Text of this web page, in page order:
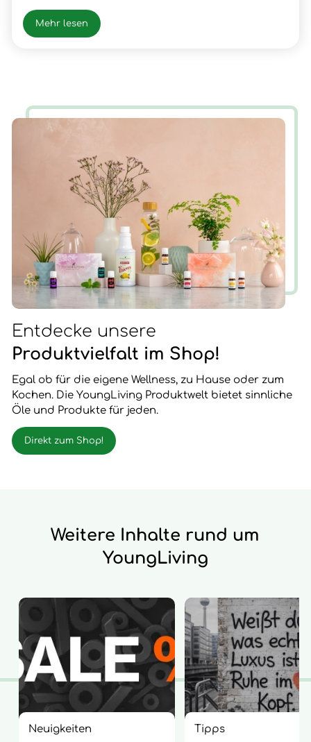
Nach meinem Schulabschluss lernte ich den Beruf
meines Vaters, Fleischer, wo ich dann auch die
Gesellen- und Meister Prüfung positiv absolvierte.
brachte. Nun ist die Zeit gekommen, wieder AUF ZU
Mehr lesen
Entdecke unsere
Produktvielfalt im Shop!
Egal ob für die eigene Wellness, zu Hause oder zum
Kochen. Die YoungLiving Produktwelt bietet sinnliche
Öle und Produkte für jeden.
Direkt zum Shop!
Weitere Inhalte rund um
YoungLiving
Neuigkeiten Tipps